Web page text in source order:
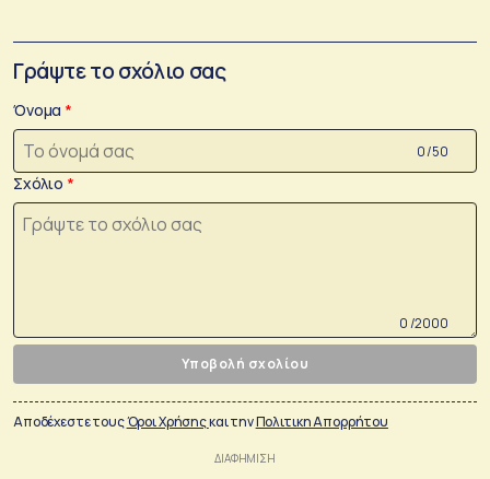
Γράψτε το σχόλιο σας
Όνομα
0 /50
Σχόλιο
0 /2000
Υποβολή σχολίου
Αποδέχεστε τουςΌροι Χρήσηςκαι τηνΠολιτικη Απορρήτου